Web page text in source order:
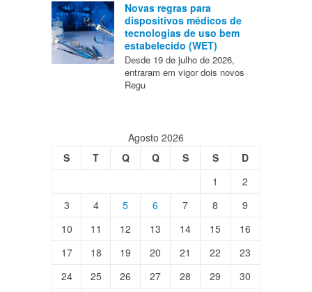
Novas regras para
dispositivos médicos de
tecnologias de uso bem
estabelecido (WET)
Desde 19 de julho de 2026,
entraram em vigor dois novos
Regu
Agosto 2026
S
T Q Q S S
D
1
2
3
4 5 6 7 8
9
10
11 12 13 14 15
16
17
18 19 20 21 22
23
24
25 26 27 28 29
30